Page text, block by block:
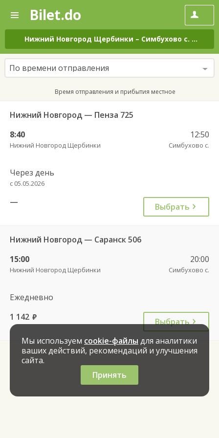
—
Поиск
и
покупка
билетов
на
автобус
онлайн
Bilet.do
Нижний Новгород Щербинки – Симбухово с. на
По времени отправления
Время отправления и прибытия местное
Нижний Новгород — Пенза 725
8:40
Нижний Новгород Щербинки
12:50
Симбухово с.
Через день
с 05.05.2026
— Выбрать
Нижний Новгород — Саранск 506
15:00
Нижний Новгород Щербинки
20:00
Симбухово с.
Ежедневно
1 142 руб.
Выбрать
Мы используем cookie-файлы для аналитики
ваших действий, рекомендаций и улучшения
сайта.
Принять